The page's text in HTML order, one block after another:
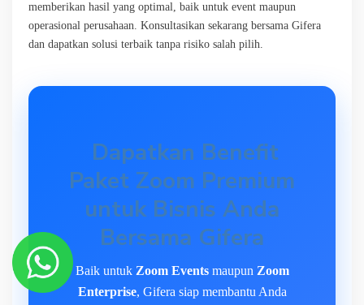
memberikan hasil yang optimal, baik untuk event maupun
operasional perusahaan. Konsultasikan sekarang bersama Gifera
dan dapatkan solusi terbaik tanpa risiko salah pilih.
Dapatkan Benefit
Paket Zoom Premium
untuk Bisnis Anda
Bersama Gifera
Baik untuk Zoom Eventsmaupun Zoom
Enterprise, Gifera siap membantu Anda